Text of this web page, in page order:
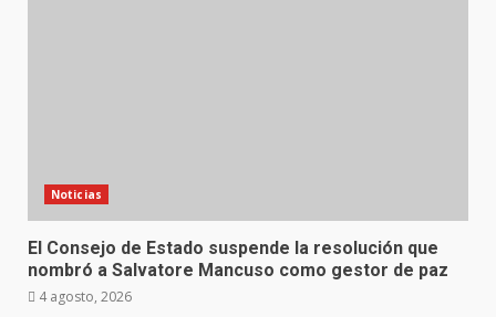
Noticias
El Consejo de Estado suspende la resolución que
nombró a Salvatore Mancuso como gestor de paz
4 agosto, 2026